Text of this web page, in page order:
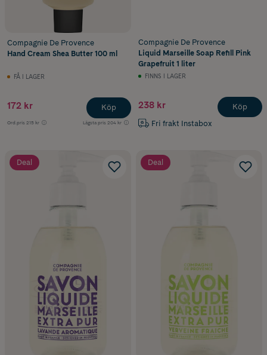
Compagnie De Provence
Hand Cream Shea Butter 100 ml
FÅ I LAGER
172 kr
Ord.pris 215 kr Lägsta pris 204 kr
Köp
Compagnie De Provence
Liquid Marseille Soap Refill Pink
Grapefruit 1 liter
FINNS I LAGER
238 kr
Fri frakt Instabox
Köp
Deal Deal